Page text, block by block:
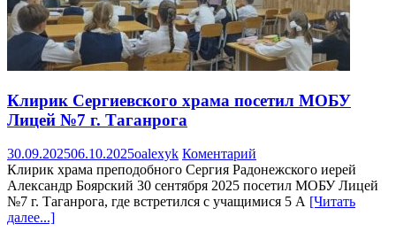
Клирик Сергиевского храма посетил МОБУ
Лицей №7 г. Таганрога
30.09.202506.10.2025oalexyk Коментарий
Клирик храма преподобного Сергия Радонежского иерей
Александр Боярский 30 сентября 2025 посетил МОБУ Лицей
№7 г. Таганрога, где встретился с учащимися 5 А [Читать
далее...]